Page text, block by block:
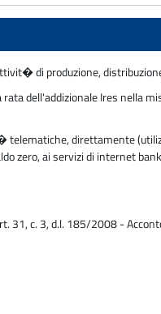
di produzione,
dell'addizionale Ires nella
telematiche, direttamente
zero, ai servizi di internet
31, c. 3, d.l. 185/2008 -